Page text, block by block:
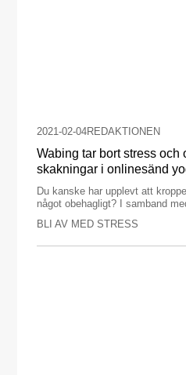
2021-02-04REDAKTIONEN
Wabing tar bort stress och
skakningar i onlinesänd
Du kanske har upplevt att
något obehagligt? I samband
BLI AV MED STRESS